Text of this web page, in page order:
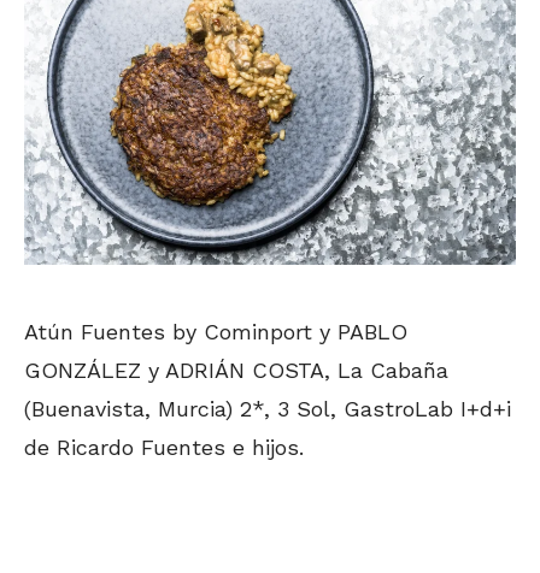
Atún Fuentes by Cominport y PABLO
GONZÁLEZ y ADRIÁN COSTA, La Cabaña
(Buenavista, Murcia) 2*, 3 Sol, GastroLab I+d+i
de Ricardo Fuentes e hijos.